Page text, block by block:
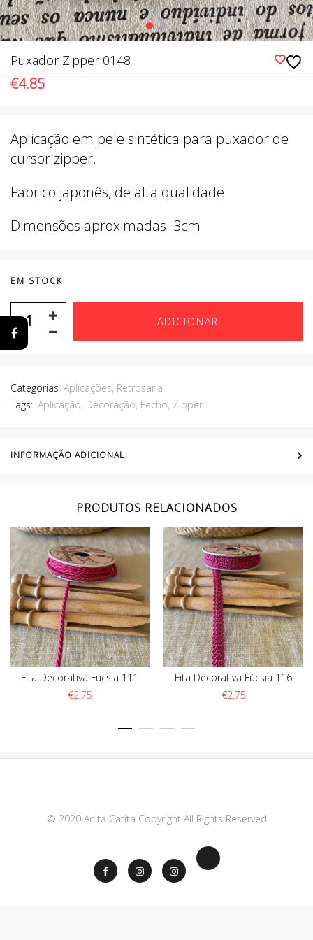
Puxador Zipper 0148
€4.85
Aplicação em pele sintética para puxador de
cursor zipper.
Fabrico japonês, de alta qualidade.
Dimensões aproximadas: 3cm
EM STOCK
ADICIONAR
Categorias Aplicações, Retrosaria
Tags: Aplicação, Decoração, Fecho, Zipper
INFORMAÇÃO ADICIONAL
PRODUTOS RELACIONADOS
Fita Decorativa Fúcsia 111
€2.75
Fita Decorativa Fúcsia 116
€2.75
© 2020 Anita Catita Copyright All Rights Reserved